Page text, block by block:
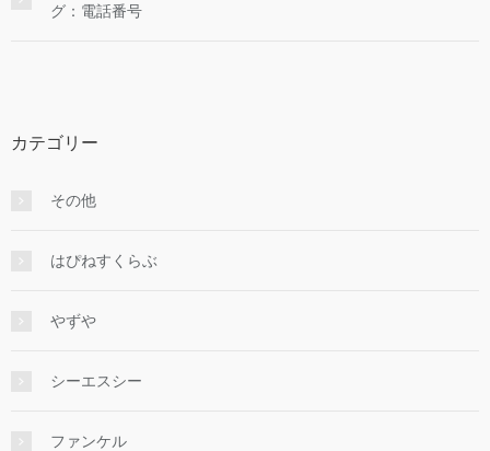
グ：電話番号
カテゴリー
その他
はぴねすくらぶ
やずや
シーエスシー
ファンケル